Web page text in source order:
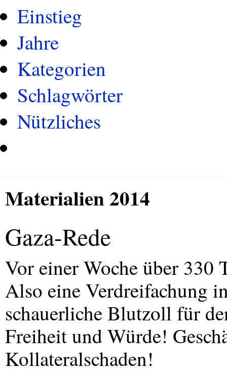
Einstieg
Jahre
Kategorien
Schlagwörter
Nützliches
Materialien 2014
Gaza-Rede
Vor einer Woche über 330
Also eine Verdreifachung
schauerliche Blutzoll für
Freiheit und Würde!
Kollateralschaden!